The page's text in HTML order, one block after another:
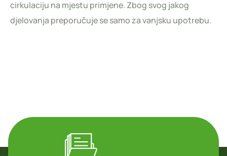
cirkulaciju na mjestu primjene. Zbog svog jakog
djelovanja preporučuje se samo za vanjsku upotrebu.